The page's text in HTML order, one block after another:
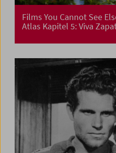
Films You Cannot See
Atlas Kapitel 5: Viva